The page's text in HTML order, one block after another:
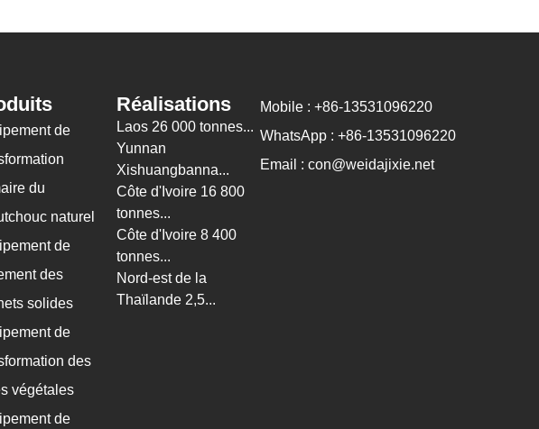
de
du
naturel
de
des
solides
de
des
végétales
de
Réalisations
Laos 26 000 tonnes...
Yunnan
Xishuangbanna...
Côte d'Ivoire 16 800
tonnes...
Côte d'Ivoire 8 400
tonnes...
Nord-est de la
Thaïlande 2,5...
Mobile : +86-13531096220
WhatsApp : +86-13531096220
Email : con@weidajixie.net